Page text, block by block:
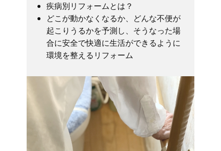
疾病別リフォームとは？
どこが動かなくなるか、どんな不便が
起こりうるかを予測し、そうなった場
合に安全で快適に生活ができるように
環境を整えるリフォーム